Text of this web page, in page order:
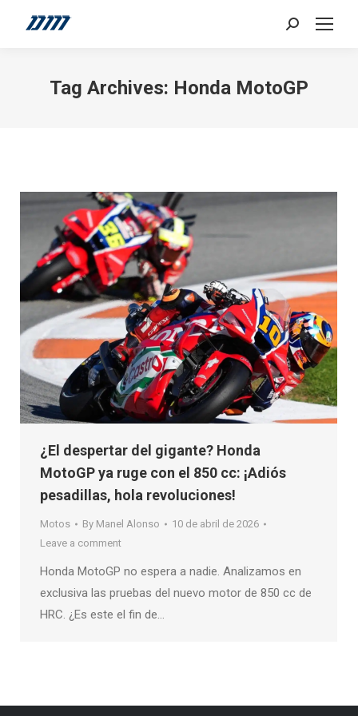
Search:
Tag Archives: Honda MotoGP
¿El despertar del gigante? Honda
MotoGP ya ruge con el 850 cc: ¡Adiós
pesadillas, hola revoluciones!
Motos By Manel Alonso
10 de abril de 2026
Leave a comment
Honda MotoGP no espera a nadie. Analizamos en
exclusiva las pruebas del nuevo motor de 850 cc de
HRC. ¿Es este el fin de…